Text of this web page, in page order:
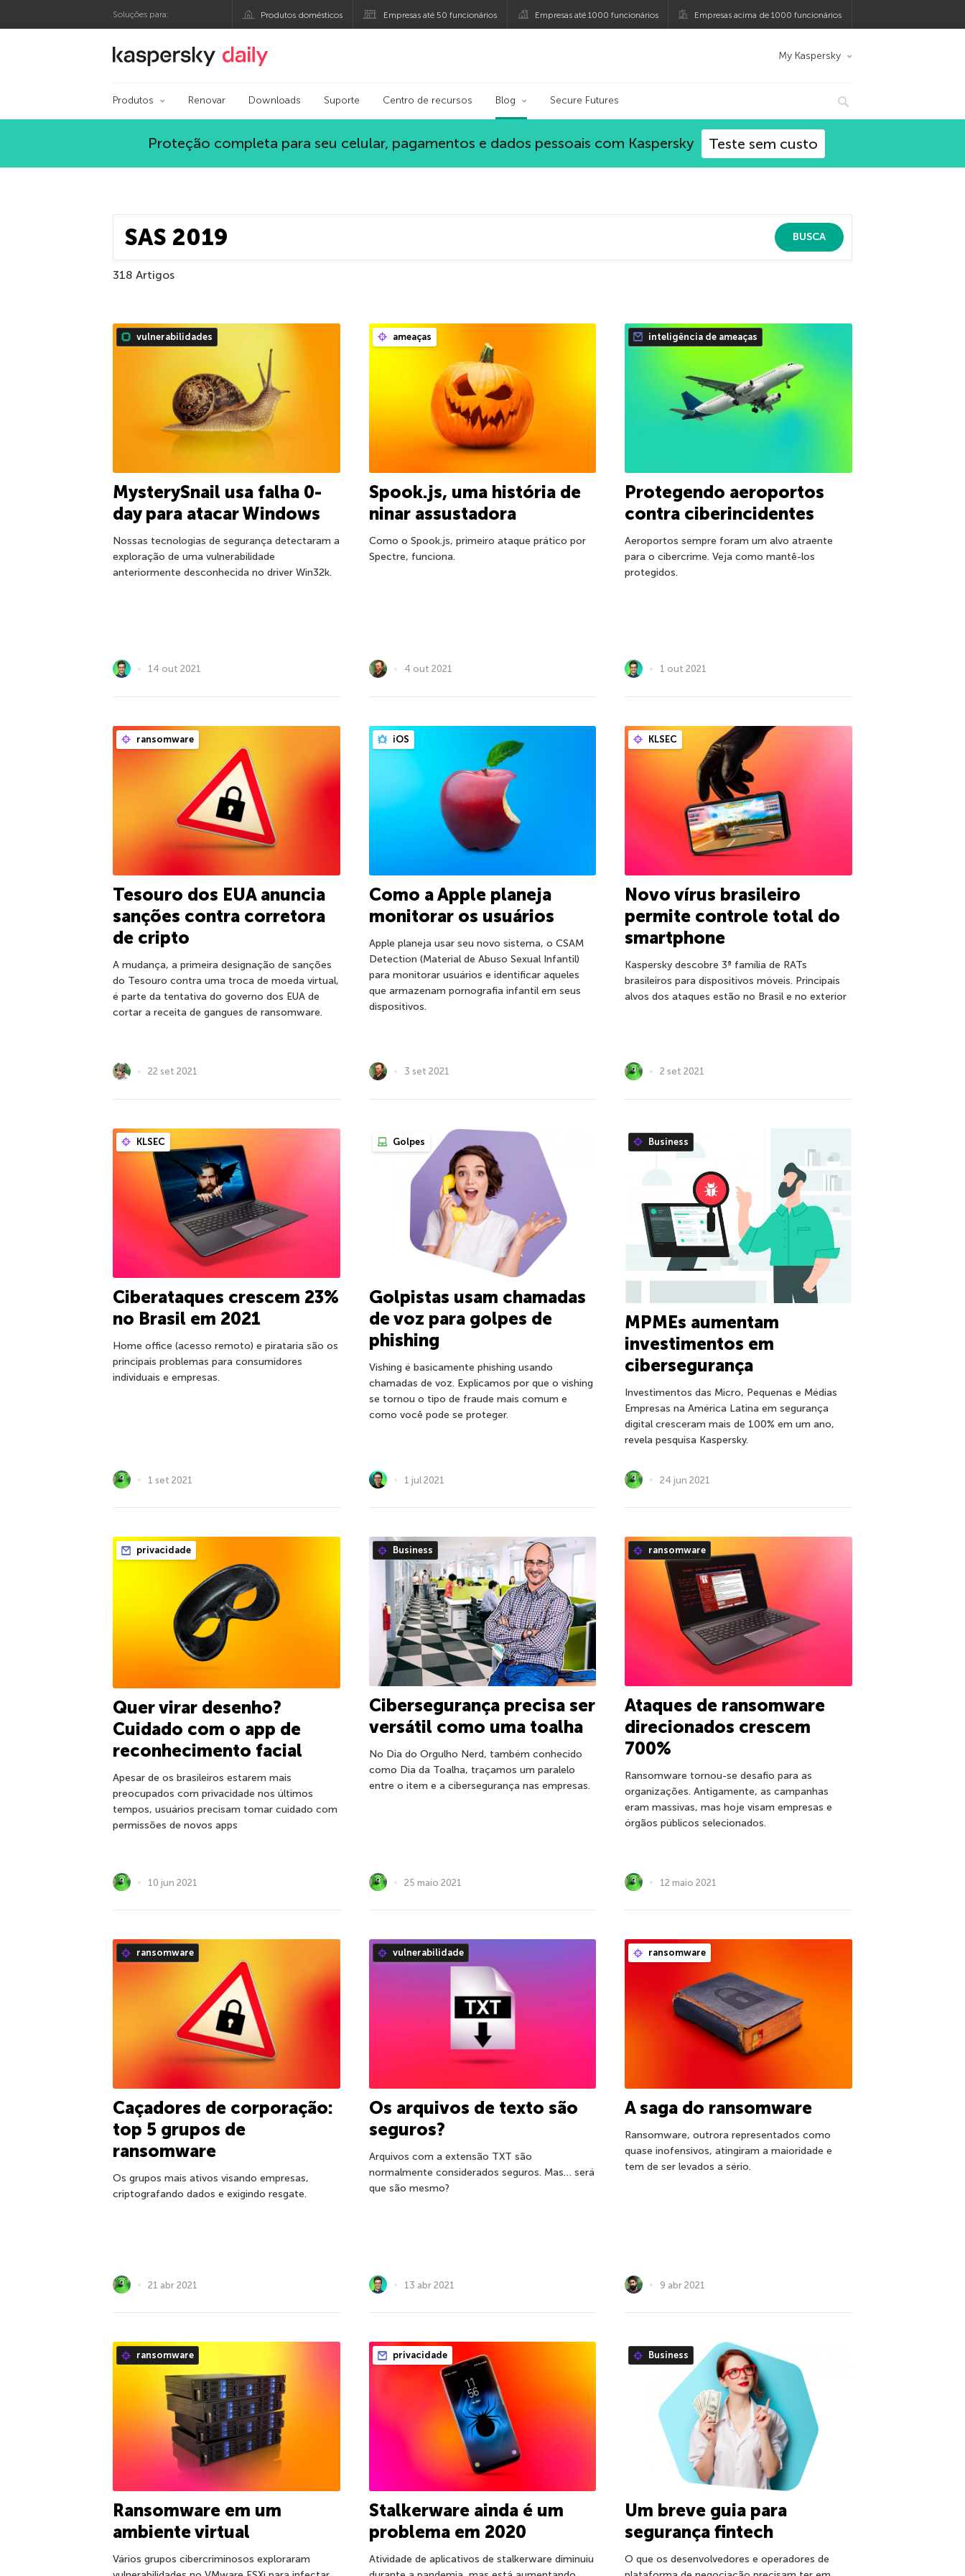
Soluções para: Produtos domésticos Empresas até 50 funcionários Empresas até 1000 funcionários Empresas acima de 1000 funcionários
Blog oficial da Kaspersky My Kaspersky
Produtos Renovar Downloads Suporte Centro de recursos Blog Secure Futures
Proteção completa para seu celular, pagamentos e dados pessoais com Kaspersky Teste sem custo
BUSCA
318 Artigos
vulnerabilidades
MysterySnail usa falha 0-
day para atacar Windows
Nossas tecnologias de segurança detectaram a
exploração de uma vulnerabilidade
anteriormente desconhecida no driver Win32k.
14 out 2021
ameaças
Spook.js, uma história de
ninar assustadora
Como o Spook.js, primeiro ataque prático por
Spectre, funciona.
4 out 2021
inteligência de ameaças
Protegendo aeroportos
contra ciberincidentes
Aeroportos sempre foram um alvo atraente
para o cibercrime. Veja como mantê-los
protegidos.
1 out 2021
ransomware
Tesouro dos EUA anuncia
sanções contra corretora
de cripto
A mudança, a primeira designação de sanções
do Tesouro contra uma troca de moeda virtual,
é parte da tentativa do governo dos EUA de
cortar a receita de gangues de ransomware.
22 set 2021
iOS
Como a Apple planeja
monitorar os usuários
Apple planeja usar seu novo sistema, o CSAM
Detection (Material de Abuso Sexual Infantil)
para monitorar usuários e identificar aqueles
que armazenam pornografia infantil em seus
dispositivos.
3 set 2021
KLSEC
Novo vírus brasileiro
permite controle total do
smartphone
Kaspersky descobre 3ª família de RATs
brasileiros para dispositivos móveis. Principais
alvos dos ataques estão no Brasil e no exterior
2 set 2021
KLSEC
Ciberataques crescem 23%
no Brasil em 2021
Home office (acesso remoto) e pirataria são os
principais problemas para consumidores
individuais e empresas.
1 set 2021
Golpes
Golpistas usam chamadas
de voz para golpes de
phishing
Vishing é basicamente phishing usando
chamadas de voz. Explicamos por que o vishing
se tornou o tipo de fraude mais comum e
como você pode se proteger.
1 jul 2021
Business
MPMEs aumentam
investimentos em
cibersegurança
Investimentos das Micro, Pequenas e Médias
Empresas na América Latina em segurança
digital cresceram mais de 100% em um ano,
revela pesquisa Kaspersky.
24 jun 2021
privacidade
Quer virar desenho?
Cuidado com o app de
reconhecimento facial
Apesar de os brasileiros estarem mais
preocupados com privacidade nos últimos
tempos, usuários precisam tomar cuidado com
permissões de novos apps
10 jun 2021
Business
Cibersegurança precisa ser
versátil como uma toalha
No Dia do Orgulho Nerd, também conhecido
como Dia da Toalha, traçamos um paralelo
entre o item e a cibersegurança nas empresas.
25 maio 2021
ransomware
Ataques de ransomware
direcionados crescem
700%
Ransomware tornou-se desafio para as
organizações. Antigamente, as campanhas
eram massivas, mas hoje visam empresas e
órgãos públicos selecionados.
12 maio 2021
ransomware
Caçadores de corporação:
top 5 grupos de
ransomware
Os grupos mais ativos visando empresas,
criptografando dados e exigindo resgate.
21 abr 2021
vulnerabilidade
Os arquivos de texto são
seguros?
Arquivos com a extensão TXT são
normalmente considerados seguros. Mas… será
que são mesmo?
13 abr 2021
ransomware
A saga do ransomware
Ransomware, outrora representados como
quase inofensivos, atingiram a maioridade e
tem de ser levados a sério.
9 abr 2021
ransomware
Ransomware em um
ambiente virtual
Vários grupos cibercriminosos exploraram
privacidade
Stalkerware ainda é um
problema em 2020
Atividade de aplicativos de stalkerware diminuiu
Business
Um breve guia para
segurança fintech
O que os desenvolvedores e operadores de